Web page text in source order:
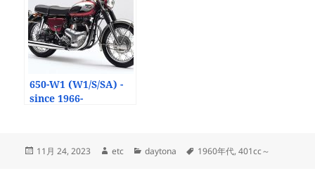
650-W1 (W1/S/SA) -
since 1966-
投
11月 24, 2023
作
etc
カ
daytona
タ
1960年代,401cc～